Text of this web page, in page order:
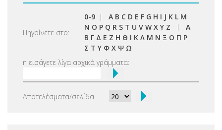
Πηγαίνετε στο:
0-9 | A B C D E F G H I J K L M
N O P Q R S T U V W X Y Z | Α
Β Γ Δ Ε Ζ Η Θ Ι Κ Λ Μ Ν Ξ Ο Π Ρ
Σ Τ Υ Φ Χ Ψ Ω
ή εισάγετε λίγα αρχικά γράμματα:
Αποτελέσματα/σελίδα